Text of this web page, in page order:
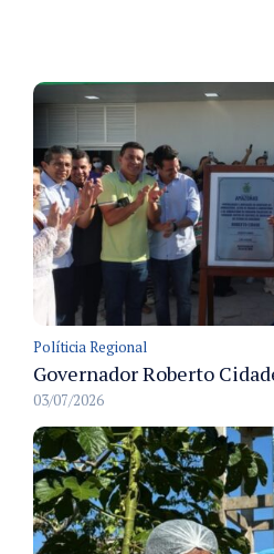
Políticia Regional
03/07/2026